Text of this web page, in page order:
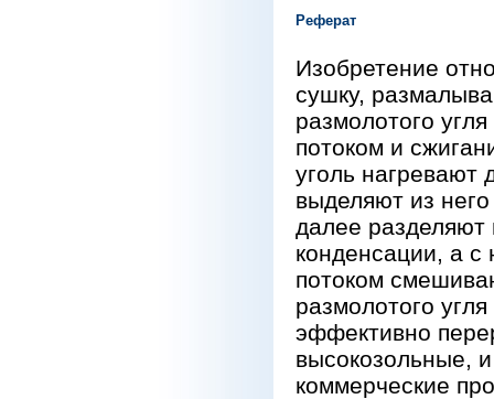
Реферат
Изобретение
сушку,
размолотого
потоком и
уголь нагревают
выделяют из
далее
конденсации, а
потоком
размолотого
эффективно
высокозольные,
коммерческие